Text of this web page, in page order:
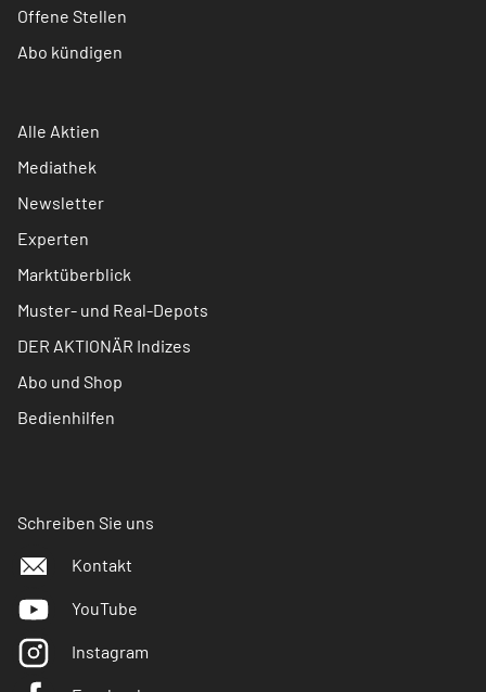
Offene Stellen
Abo kündigen
Alle Aktien
Mediathek
Newsletter
Experten
Marktüberblick
Muster- und Real-Depots
DER AKTIONÄR Indizes
Abo und Shop
Bedienhilfen
Schreiben Sie uns
Kontakt
YouTube
Instagram